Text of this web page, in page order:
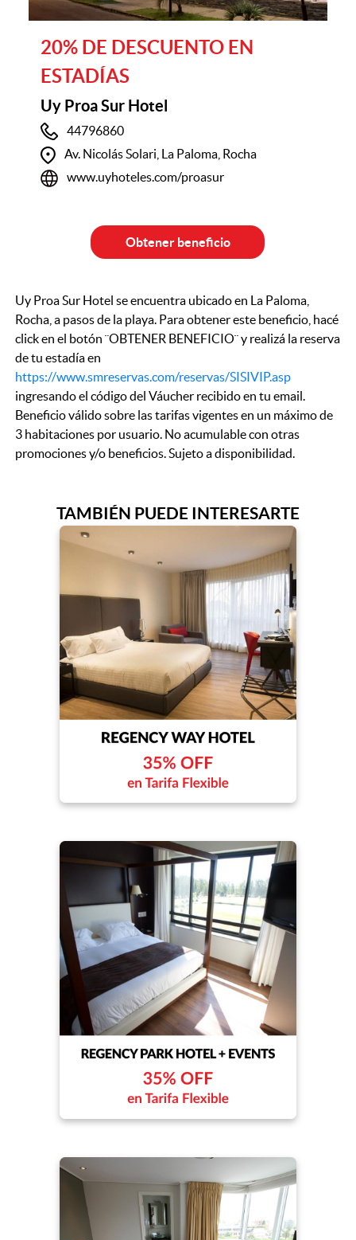
20% DE DESCUENTO EN
ESTADÍAS
Uy Proa Sur Hotel
44796860
Av. Nicolás Solari, La Paloma, Rocha
www.uyhoteles.com/proasur
Obtener beneficio
Uy Proa Sur Hotel se encuentra ubicado en La Paloma,
Rocha, a pasos de la playa. Para obtener este beneficio, hacé
click en el botón ¨OBTENER BENEFICIO¨ y realizá la reserva
de tu estadía en
https://www.smreservas.com/reservas/SISIVIP.asp
ingresando el código del Váucher recibido en tu email.
Beneficio válido sobre las tarifas vigentes en un máximo de
3 habitaciones por usuario. No acumulable con otras
promociones y/o beneficios. Sujeto a disponibilidad.
TAMBIÉN PUEDE INTERESARTE